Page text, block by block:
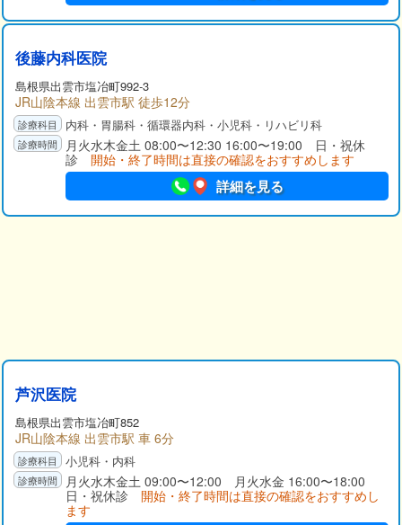
後藤内科医院
島根県出雲市塩冶町992-3
JR山陰本線 出雲市駅 徒歩12分
内科・胃腸科・循環器内科・小児科・リハビリ科
月火水木金土 08:00〜12:30 16:00〜19:00 日・祝休
診 開始・終了時間は直接の確認をおすすめします
詳細を見る
芦沢医院
島根県出雲市塩冶町852
JR山陰本線 出雲市駅 車 6分
小児科・内科
月火水木金土 09:00〜12:00 月火水金 16:00〜18:00
日・祝休診 開始・終了時間は直接の確認をおすすめし
ます